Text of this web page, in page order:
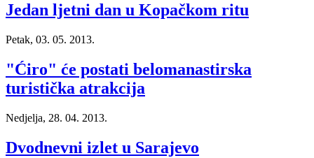
Jedan ljetni dan u Kopačkom ritu
Petak, 03. 05. 2013.
"Ćiro" će postati belomanastirska
turistička atrakcija
Nedjelja, 28. 04. 2013.
Dvodnevni izlet u Sarajevo